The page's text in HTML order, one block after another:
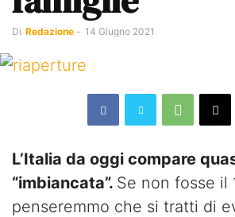
Di Redazione - 14 Giugno 2021
L’Italia da oggi compare
“imbiancata”. Se non fosse il
penseremmo che si tratti di